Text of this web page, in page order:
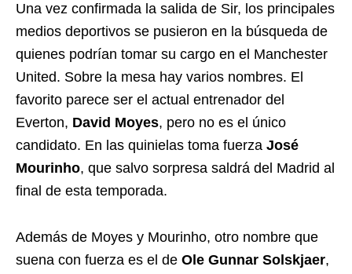
Una vez confirmada la salida de Sir, los principales
medios deportivos se pusieron en la búsqueda de
quienes podrían tomar su cargo en el Manchester
United. Sobre la mesa hay varios nombres. El
favorito parece ser el actual entrenador del
Everton, David Moyes, pero no es el único
candidato. En las quinielas toma fuerza José
Mourinho, que salvo sorpresa saldrá del Madrid al
final de esta temporada.
Además de Moyes y Mourinho, otro nombre que
suena con fuerza es el de Ole Gunnar Solskjaer,